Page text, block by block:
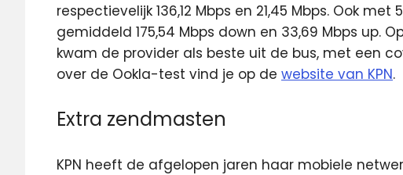
respectievelijk 136,12 Mbps en 21,45 Mbps. Ook
gemiddeld 175,54 Mbps down en 33,69 Mbps up.
kwam de provider als beste uit de bus, met een
over de Ookla-test vind je op de website van KPN.
Extra zendmasten
KPN heeft de afgelopen jaren haar mobiele